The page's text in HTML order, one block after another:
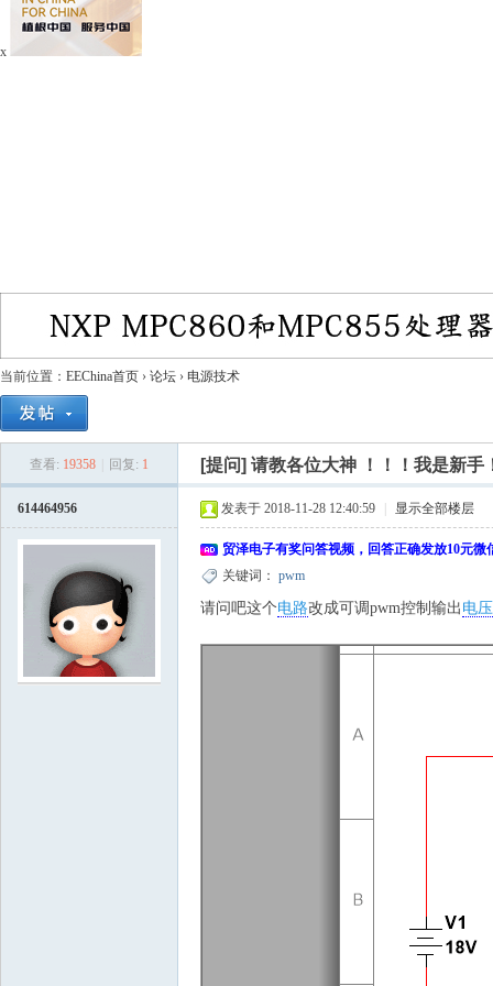
x
当前位置： EEChina首页 › 论坛 › 电源技术
查看: 19358 回复: 1 [提问] 请教各位大神 ！！！我是新手
614464956 发表于 2018-11-28 12:40:59 显示全部楼层
贸泽电子有奖问答视频，回答正确发放10元微
关键词： pwm
请问吧这个电路改成可调pwm控制输出 电压